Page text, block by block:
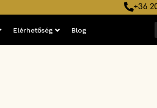
+36
Elérhetőség Blog